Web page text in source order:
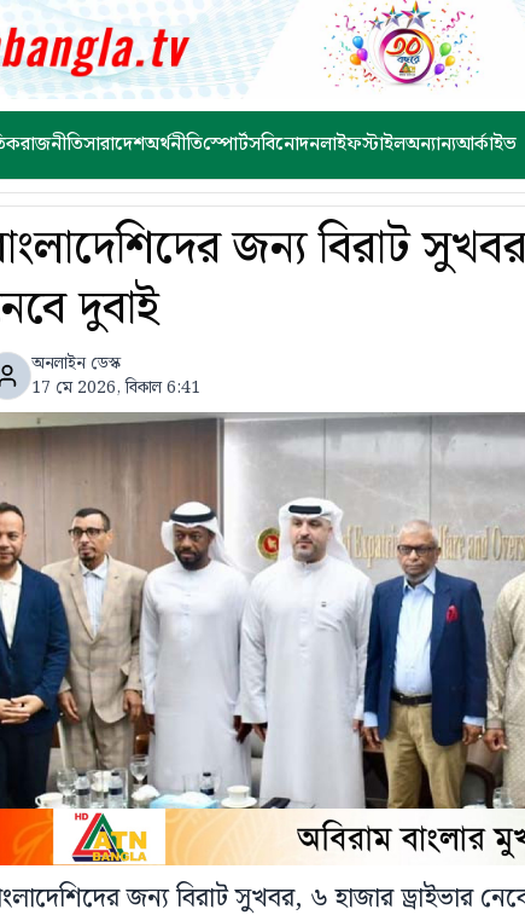
রাজনীতিসারাদেশঅর্থনীতিস্পোর্টসবিনোদনলাইফস্টাইলঅন্যান্যআর্কাইভ
জন্য বিরাট
দুবাই
অনলাইন ডেস্ক
17 মে 2026, বিকাল 6:41
জন্য বিরাট সুখবর, ৬ হাজার ড্রাইভার